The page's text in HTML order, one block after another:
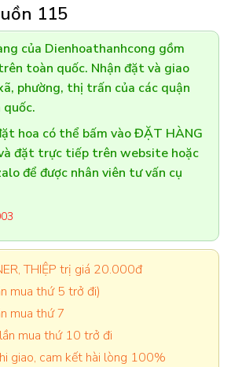
115
của Dienhoathanhcong gồm
toàn quốc. Nhận đặt và giao
phường, thị trấn của các quận
hoa có thể bấm vào ĐẶT HÀNG
đặt trực tiếp trên website hoặc
để được nhân viên tư vấn cụ
THIỆP trị giá 20.000đ
mua thứ 5 trở đi)
mua thứ 7
mua thứ 10 trở đi
giao, cam kết hài lòng 100%